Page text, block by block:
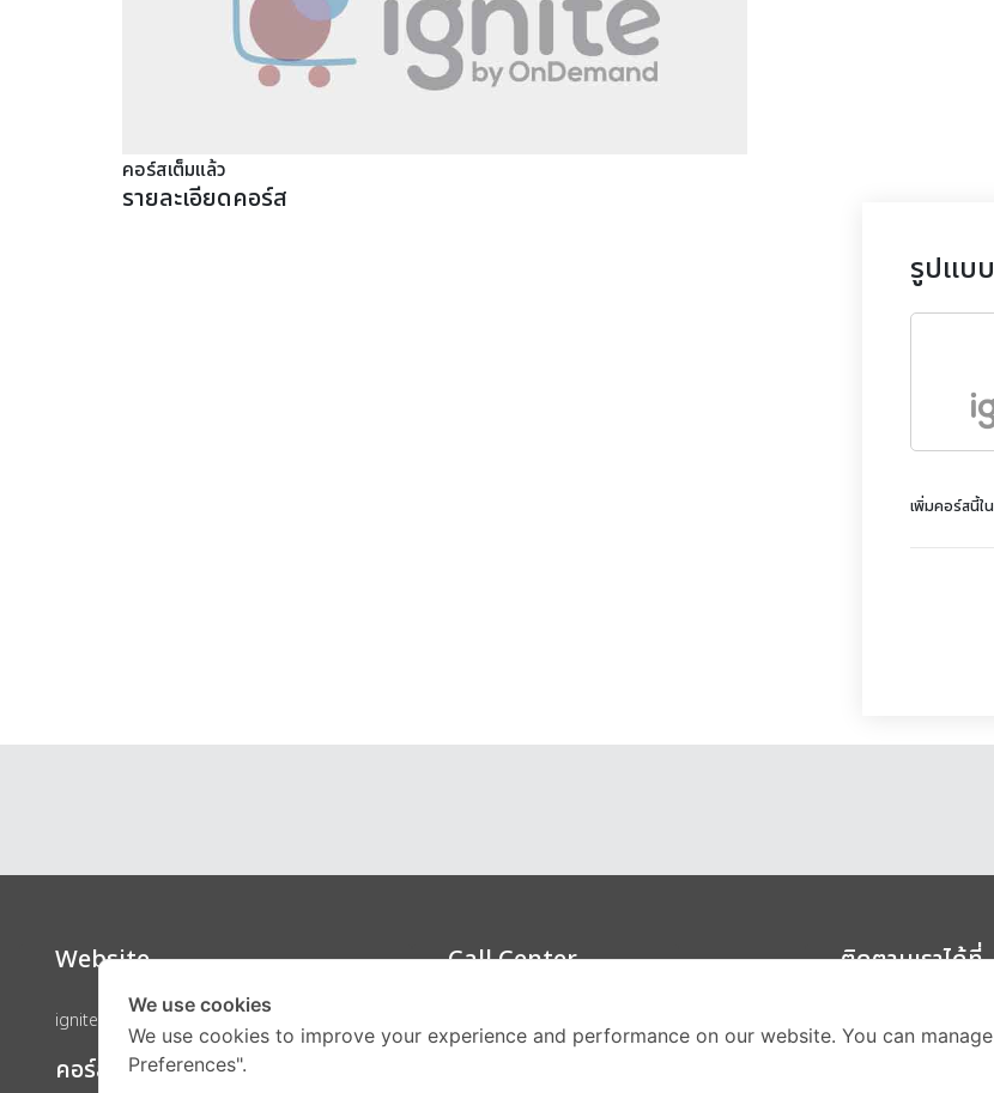
คอร์สเต็มแล้ว
รูปแบ
เพิ่มคอร์สนี้ใ
รายละเอียดคอร์ส
Website
ignite by OnDemand
คอร์สเรียน
Call Center
02-251-9456
ติดตามเราได้ที่
We use cookies
We use cookies to improve your experience and performance on our website. You can
Preferences".